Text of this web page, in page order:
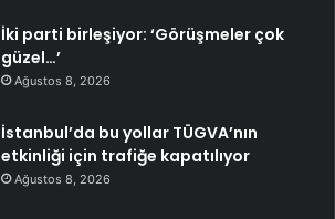
İki parti birleşiyor: ‘Görüşmeler çok
güzel…’
Ağustos 8, 2026
İstanbul’da bu yollar TÜGVA’nın
etkinliği için trafiğe kapatılıyor
Ağustos 8, 2026